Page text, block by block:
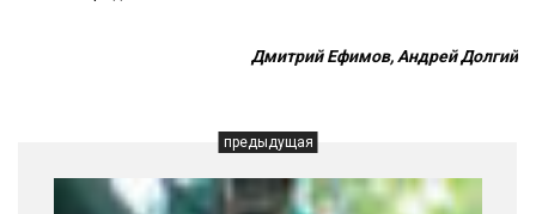
Дмитрий Ефимов, Андрей Долгий
предыдущая